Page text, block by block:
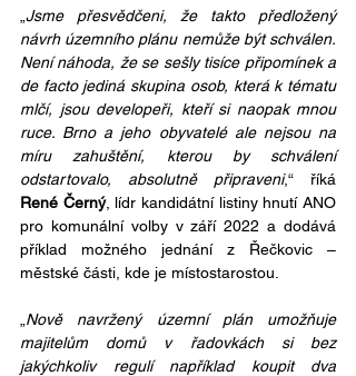
Jsme přesvědčeni, že takto předložený
návrh územního plánu nemůže být schválen.
Není náhoda, že se sešly tisíce připomínek a
de facto jediná skupina osob, která k tématu
mlčí, jsou developeři, kteří si naopak mnou
ruce. Brno a jeho obyvatelé ale nejsou na
míru zahuštění, kterou by schválení
odstartovalo, absolutně připraveni
René Černý, lídr kandidátní listiny hnutí ANO
pro komunální volby v září 2022 a dodává
příklad možného jednání z Řečkovic –
městské části, kde je místostarostou.
Nově navržený územní plán umožňuje
majitelům domů v řadovkách si bez
jakýchkoliv regulí například koupit dva